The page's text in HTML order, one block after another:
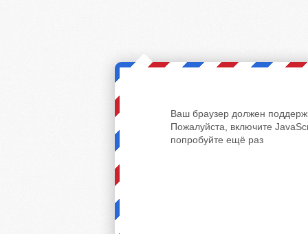
Ваш браузер должен
Пожалуйста, включите
попробуйте ещё раз